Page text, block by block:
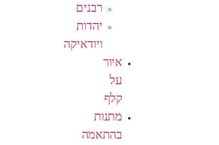
רבנים
יהדות
ויודאיקה
איור
על
קלף
מתנות
בהתאמה